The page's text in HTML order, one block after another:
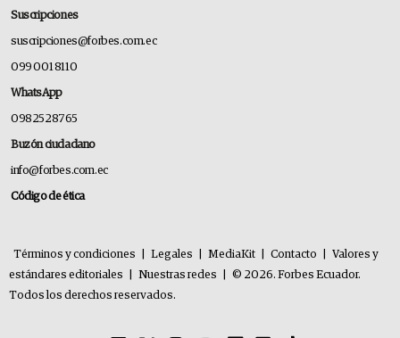
Suscripciones
suscripciones@forbes.com.ec
099 001 8110
WhatsApp
0982528765
Buzón ciudadano
info@forbes.com.ec
Código de ética
Términos y condiciones Legales MediaKit Contacto
Valores y
estándares editoriales
Nuestras redes
© 2026. Forbes Ecuador.
Todos los derechos reservados.